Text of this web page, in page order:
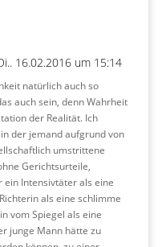
16.02.2016 um 15:14
natürlich auch so
auch sein, denn Wahrheit
der Realität. Ich
der jemand aufgrund von
umstrittene
Gerichtsurteile,
ein Intensivtäter als eine
als eine schlimme
vom Spiegel als eine
junge Mann hätte zu